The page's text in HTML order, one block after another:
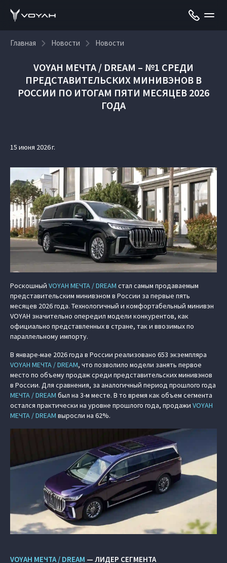
Главная Новости Новости
VOYAH МЕЧТА / DREAM – №1 СРЕДИ
ПРЕДСТАВИТЕЛЬСКИХ МИНИВЭНОВ В
РОССИИ ПО ИТОГАМ ПЯТИ МЕСЯЦЕВ 2026
ГОДА
15 июня 2026 г.
Роскошный VOYAH МЕЧТА / DREAM стал самым продаваемым
представительским минивэном в России за первые пять
месяцев 2026 года. Технологичный и комфортабельный минивэн
VOYAH значительно опередил модели конкурентов, как
официально представленных в стране, так и ввозимых по
параллельному импорту.
В январе-мае 2026 года в России реализовано 653 экземпляра
VOYAH МЕЧТА / DREAM, что позволило модели занять первое
место по объему продаж среди представительских минивэнов
в России. Для сравнения, за аналогичный период прошлого года
МЕЧТА / DREAM был на 3-м месте. В то время как объем сегмента
остался практически на уровне прошлого года, продажи VOYAH
МЕЧТА / DREAM выросли на 62%.
VOYAH МЕЧТА / DREAM — ЛИДЕР СЕГМЕНТА